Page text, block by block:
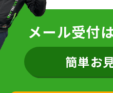
メール受付
簡単お